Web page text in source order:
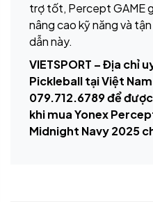
trợ tốt, Percept GAME
nâng cao kỹ năng và
dẫn này.
VIETSPORT – Địa chỉ
Pickleball tại Việt
079.712.6789 để
khi mua Yonex
Midnight Navy 2025